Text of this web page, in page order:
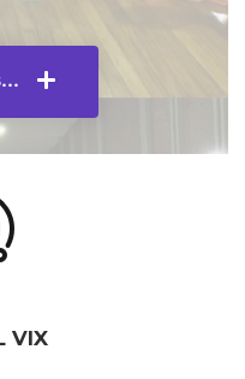
VIX